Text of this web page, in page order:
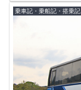
乗車記・乗船記・搭乗記